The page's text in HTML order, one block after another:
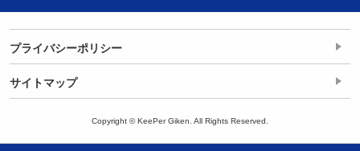
プライバシーポリシー
サイトマップ
Copyright © KeePer Giken. All Rights Reserved.